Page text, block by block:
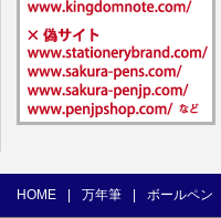
HOME 万年筆 ボールペン